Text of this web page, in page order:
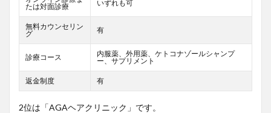
たは対面診療
いずれも可
無料カウンセリン
グ
有
診療コース
内服薬、外用薬、ケトコナゾールシャンプ
ー、サプリメント
返金制度 有
2位は「AGAヘアクリニック」です。